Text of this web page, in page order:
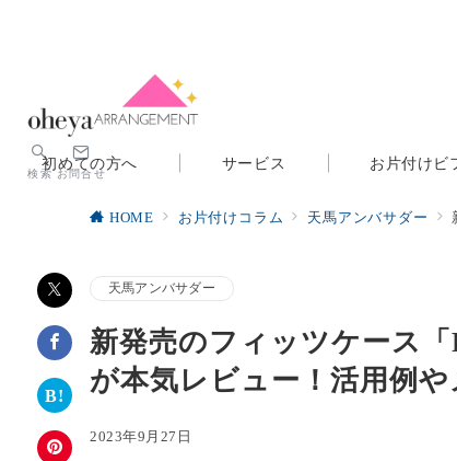
検索 お問合せ
初めての方へ サービス お片付けビ
HOME お片付けコラム 天馬アンバサダー
天馬アンバサダー
新発売のフィッツケース
が本気レビュー！活用例
2023年9月27日